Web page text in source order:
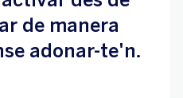
de manera
adonar-te'n.